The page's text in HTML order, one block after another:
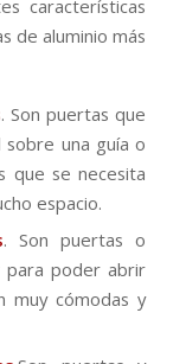
características
de aluminio más
. Son puertas que
sobre una guía o
que se necesita
espacio.
. Son puertas o
para poder abrir
muy cómodas y